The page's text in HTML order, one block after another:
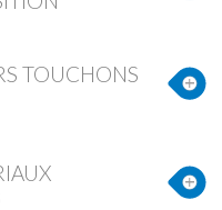
TOUCHONS